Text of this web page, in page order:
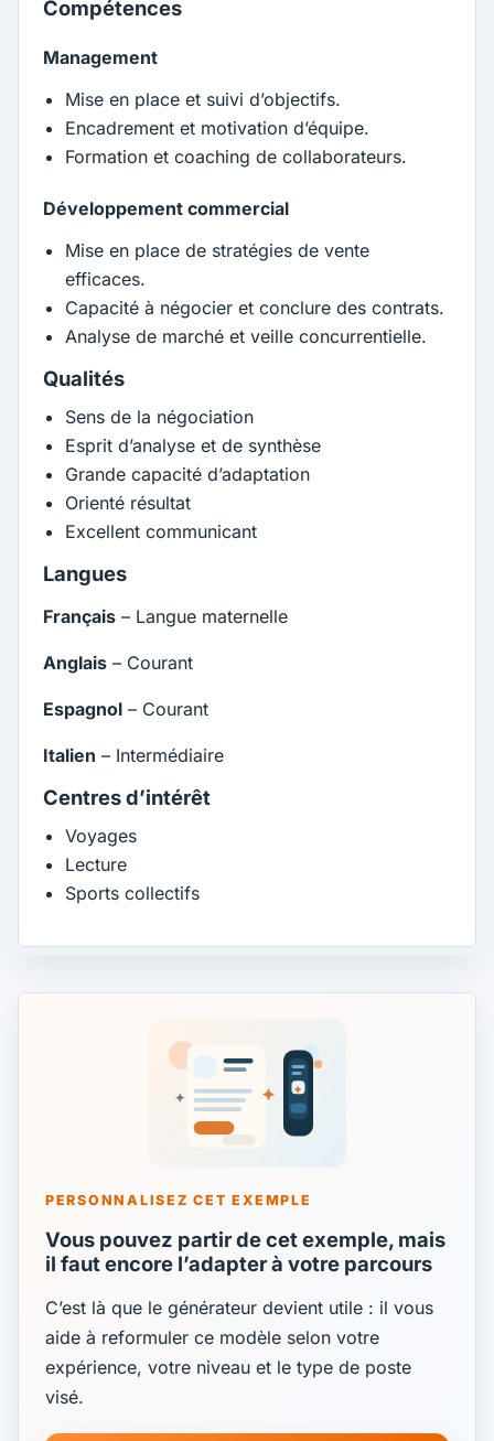
Compétences
Management
Mise en place et suivi d’objectifs.
Encadrement et motivation d’équipe.
Formation et coaching de collaborateurs.
Développement commercial
Mise en place de stratégies de vente
efficaces.
Capacité à négocier et conclure des contrats.
Analyse de marché et veille concurrentielle.
Qualités
Sens de la négociation
Esprit d’analyse et de synthèse
Grande capacité d’adaptation
Orienté résultat
Excellent communicant
Langues
Français – Langue maternelle
Anglais – Courant
Espagnol – Courant
Italien – Intermédiaire
Centres d’intérêt
Voyages
Lecture
Sports collectifs
PERSONNALISEZ CET EXEMPLE
Vous pouvez partir de cet exemple, mais
il faut encore l’adapter à votre parcours
C’est là que le générateur devient utile : il vous
aide à reformuler ce modèle selon votre
expérience, votre niveau et le type de poste
visé.